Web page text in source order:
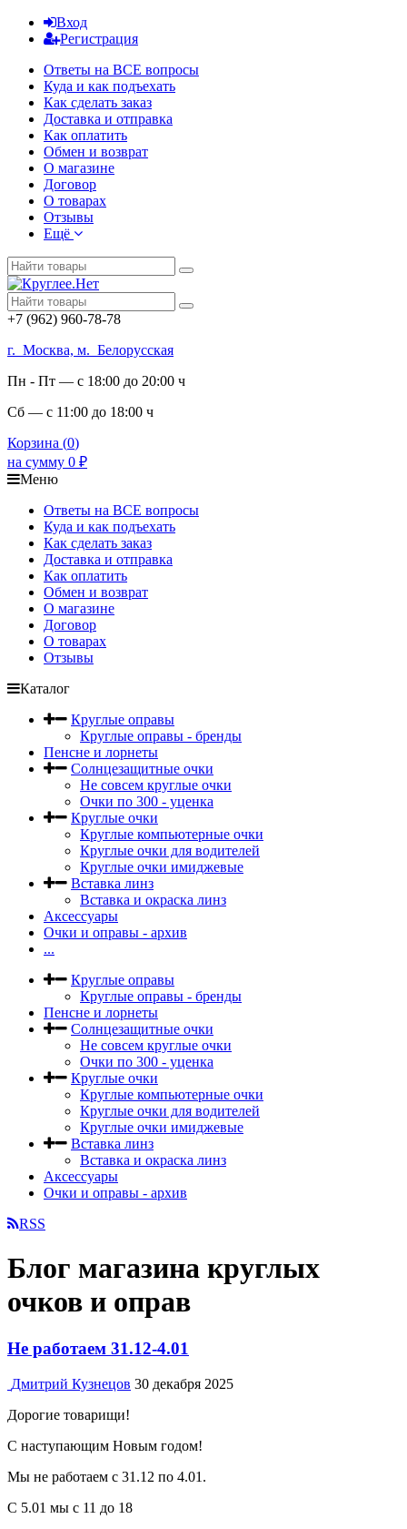
Вход
Регистрация
Ответы на ВСЕ вопросы
Куда и как подъехать
Как сделать заказ
Доставка и отправка
Как оплатить
Обмен и возврат
О магазине
Договор
О товарах
Отзывы
Ещё
+7 (962) 960-78-78
г. Москва, м. Белорусская
Пн - Пт — с 18:00 до 20:00 ч
Сб — с 11:00 до 18:00 ч
Корзина (0)
на сумму 0 ₽
Меню
Ответы на ВСЕ вопросы
Куда и как подъехать
Как сделать заказ
Доставка и отправка
Как оплатить
Обмен и возврат
О магазине
Договор
О товарах
Отзывы
Каталог
Круглые оправы
Круглые оправы - бренды
Пенсне и лорнеты
Солнцезащитные очки
Не совсем круглые очки
Очки по 300 - уценка
Круглые очки
Круглые компьютерные очки
Круглые очки для водителей
Круглые очки имиджевые
Вставка линз
Вставка и окраска линз
Аксессуары
Очки и оправы - архив
...
Круглые оправы
Круглые оправы - бренды
Пенсне и лорнеты
Солнцезащитные очки
Не совсем круглые очки
Очки по 300 - уценка
Круглые очки
Круглые компьютерные очки
Круглые очки для водителей
Круглые очки имиджевые
Вставка линз
Вставка и окраска линз
Аксессуары
Очки и оправы - архив
RSS
Блог магазина круглых
очков и оправ
Не работаем 31.12-4.01
Дмитрий Кузнецов 30 декабря 2025
Дорогие товарищи!
С наступающим Новым годом!
Мы не работаем с 31.12 по 4.01.
С 5.01 мы с 11 до 18